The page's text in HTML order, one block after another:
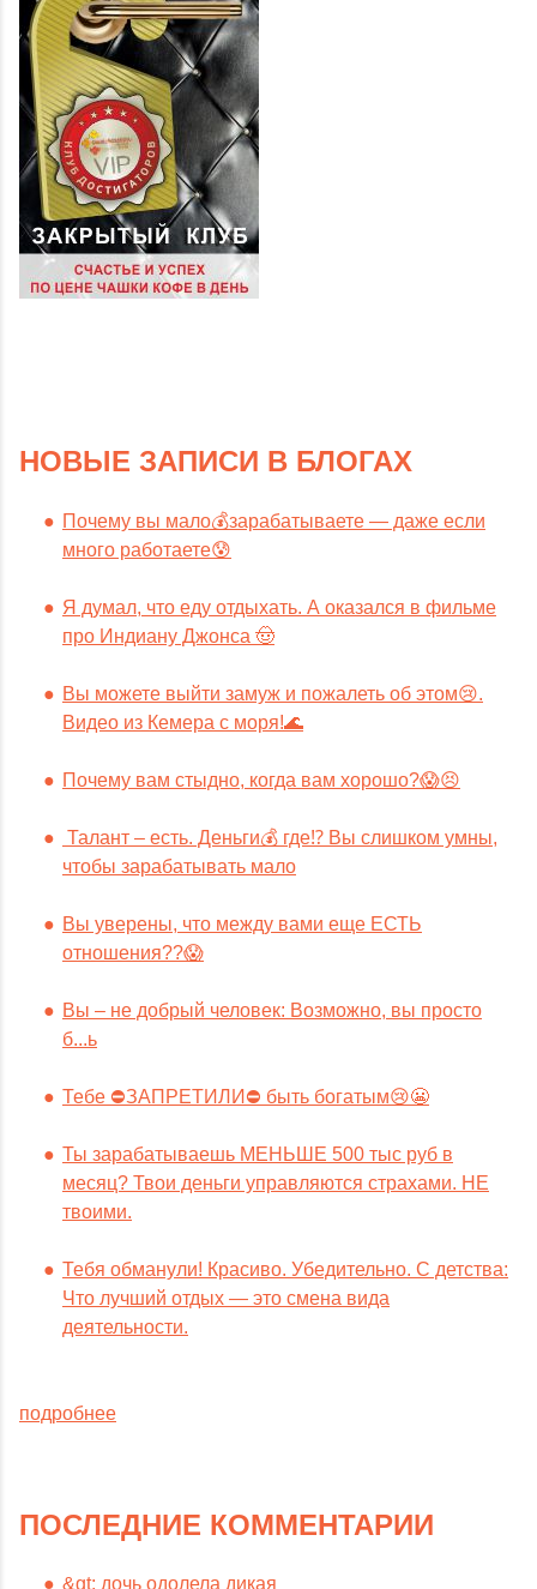
НОВЫЕ ЗАПИСИ В БЛОГАХ
Почему вы мало💰зарабатываете — даже если
много работаете😰
Я думал, что еду отдыхать. А оказался в фильме
про Индиану Джонса 🤠
Вы можете выйти замуж и пожалеть об этом😢.
Видео из Кемера с моря!🌊
Почему вам стыдно, когда вам хорошо?😱😣
Талант – есть. Деньги💰 где⁉️ Вы слишком умны,
чтобы зарабатывать мало
Вы уверены, что между вами еще ЕСТЬ
отношения??😱
Вы – не добрый человек: Возможно, вы просто
б...ь
Тебе ⛔️ЗАПРЕТИЛИ⛔️ быть богатым😢😬
Ты зарабатываешь МЕНЬШЕ 500 тыс руб в
месяц? Твои деньги управляются страхами. НЕ
твоими.
Тебя обманули! Красиво. Убедительно. С детства:
Что лучший отдых — это смена вида
деятельности.
подробнее
ПОСЛЕДНИЕ КОММЕНТАРИИ
&gt; дочь одолела дикая